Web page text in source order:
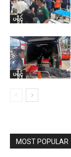
ယှေန်ပၞာန် ထပ်ဗပေင်ဇ
ရေင်ပၞာန်ၜါလ္ပာ် ကြံင်မ္
In "ပရိုၚ်"
ပရိုၚ်
ပရိုၚ်
MOST POPULAR